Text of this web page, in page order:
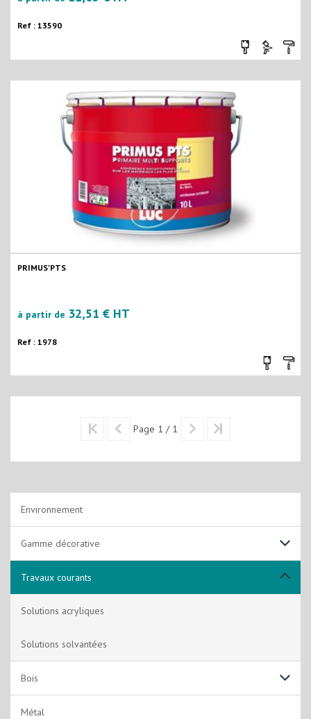
Ref : 13590
PRIMUS'PTS
à partir de 32,51 € HT
Ref : 1978
Page 1 / 1
Environnement
Gamme décorative
Non lustrantes
Alkydes Emulsion
Laques
Solutions Techniques
Travaux courants
Solutions acryliques
Solutions solvantées
Bois
Laques acryliques
Métal